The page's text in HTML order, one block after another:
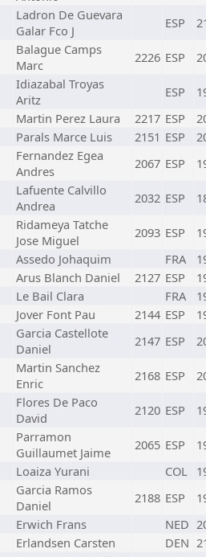
Ladron De Guevara
Galar Fco J
ESP
Balague Camps
Marc
2226 ESP
Idiazabal Troyas
Aritz
ESP
Martin Perez Laura 2217 ESP
Parals Marce Luis 2151 ESP
Fernandez Egea
Andres
2067 ESP
Lafuente Calvillo
Andrea
2032 ESP
Ridameya Tatche
Jose Miguel
2093 ESP
Assedo Johaquim FRA
Arus Blanch Daniel 2127 ESP
Le Bail Clara FRA
Jover Font Pau 2144 ESP
Garcia Castellote
Daniel
2147 ESP
Martin Sanchez
Enric
2168 ESP
Flores De Paco
David
2120 ESP
Parramon
Guillaumet Jaime
2065 ESP
Loaiza Yurani COL
Garcia Ramos
Daniel
2188 ESP
Erwich Frans NED
Erlandsen Carsten DEN